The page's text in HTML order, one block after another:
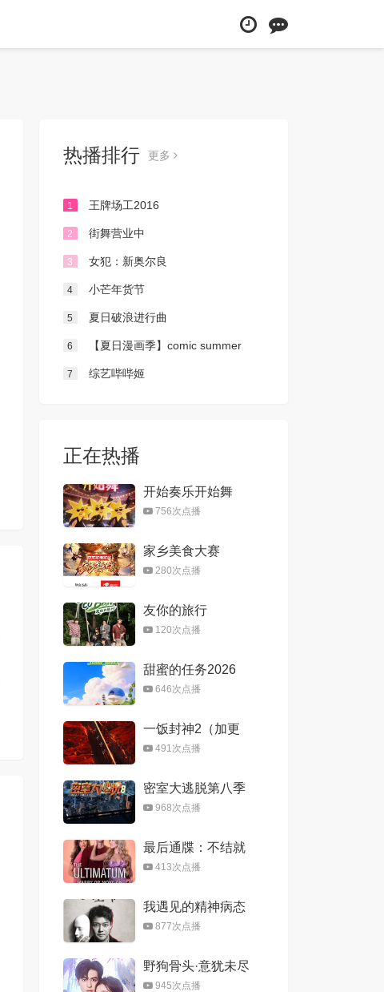
热播排行 更多
1 王牌场工2016
2 街舞营业中
3 女犯：新奥尔良
4 小芒年货节
5 夏日破浪进行曲
6 【夏日漫画季】comic summer
con2021
7 综艺哔哔姬
正在热播
开始奏乐开始舞
756次点播
家乡美食大赛
280次点播
友你的旅行
120次点播
甜蜜的任务2026
646次点播
一饭封神2（加更
版）
491次点播
密室大逃脱第八季
968次点播
最后通牒：不结就
分第四季
413次点播
我遇见的精神病态
者877次点播
野狗骨头·意犹未尽
945次点播